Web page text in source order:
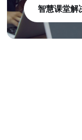
智慧课堂解